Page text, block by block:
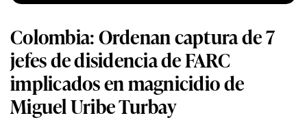
Colombia: Ordenan captura de 7
jefes de disidencia de FARC
implicados en magnicidio de
Miguel Uribe Turbay